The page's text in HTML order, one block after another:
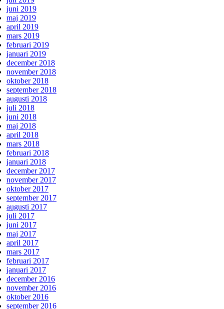
juni 2019
maj 2019
april 2019
mars 2019
februari 2019
januari 2019
december 2018
november 2018
oktober 2018
september 2018
augusti 2018
juli 2018
juni 2018
maj 2018
april 2018
mars 2018
februari 2018
januari 2018
december 2017
november 2017
oktober 2017
september 2017
augusti 2017
juli 2017
juni 2017
maj 2017
april 2017
mars 2017
februari 2017
januari 2017
december 2016
november 2016
oktober 2016
september 2016